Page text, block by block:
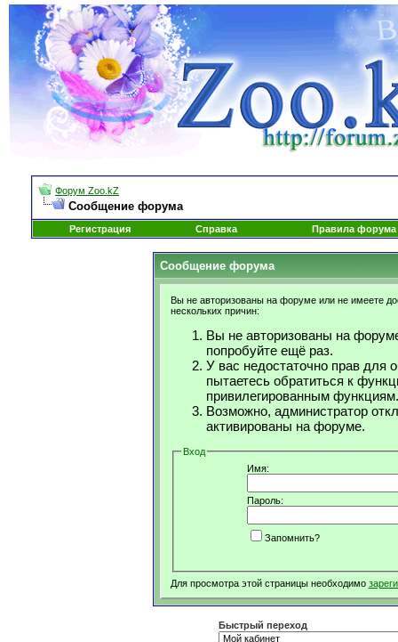
Форум Zoo.kZ
Сообщение форума
Регистрация Справка Правила форума
Сообщение форума
Вы не авторизованы на форуме или не имеете
нескольких причин:
Вы не авторизованы на
попробуйте ещё раз.
У вас недостаточно прав для
пытаетесь обратиться к
привилегированным функциям.
Возможно, администратор
активированы на форуме.
Вход
Имя:
Пароль:
Запомнить?
Для просмотра этой страницы необходимо
Быстрый переход